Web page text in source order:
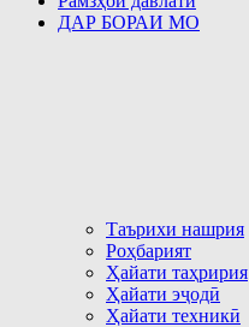
ДАР БОРАИ МО
Таърихи нашрия
Роҳбарият
Ҳайати таҳририя
Ҳайати эҷодӣ
Ҳайати техникӣ